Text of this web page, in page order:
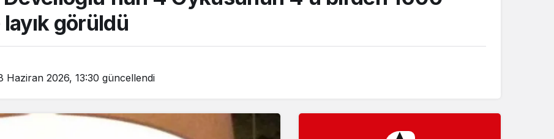
Gece modunu seçin.
görüldü
Haziran 2026, 13:30 güncellendi